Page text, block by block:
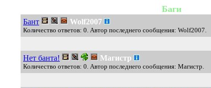
Баги
Бант Wolf2007
Количество ответов: 0. Автор последнего сообщения: Wolf2007.
Нет банта! Магистр
Количество ответов: 0. Автор последнего сообщения: Магистр.